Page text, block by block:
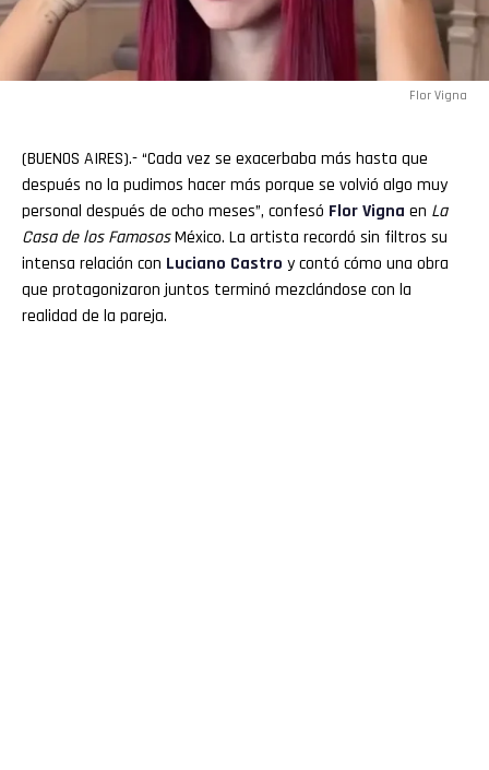
Flor Vigna
(BUENOS AIRES).- “Cada vez se exacerbaba más hasta que
después no la pudimos hacer más porque se volvió algo muy
personal después de ocho meses”, confesó Flor Vigna en La
Casa de los FamososMéxico. La artista recordó sin filtros su
intensa relación con Luciano Castro y contó cómo una obra
que protagonizaron juntos terminó mezclándose con la
realidad de la pareja.